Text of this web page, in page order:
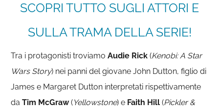
SCOPRI TUTTO SUGLI ATTORI E
SULLA TRAMA DELLA SERIE!
Tra i protagonisti troviamoAudie Rick (Kenobi: A Star
Wars Story) nei panni del giovane John Dutton, figlio di
James e Margaret Dutton interpretati rispettivamente
daTim McGraw(Yellowstone) e Faith Hill(Pickler &